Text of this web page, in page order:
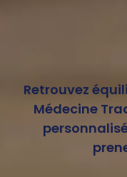
Retrouvez
Médecine